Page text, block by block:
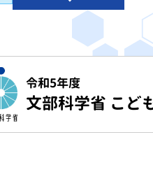
令和5年度
文部科学省 こど